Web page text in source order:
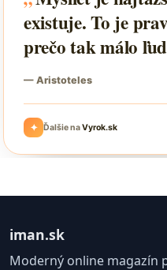
iman.sk
Moderný online magazín